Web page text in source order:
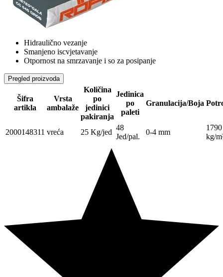
Hidraulično vezanje
Smanjeno iscvjetavanje
Otpornost na smrzavanje i so za posipanje
Pregled proizvoda
Šifra
artikla
Vrsta
ambalaže
Količina
po
jedinici
pakiranja
Jedinica
po
paleti
Granulacija/Boja
2000148311 vreća 25 Kg/jed
48
Jed/pal.
0-4 mm
1790
kg/